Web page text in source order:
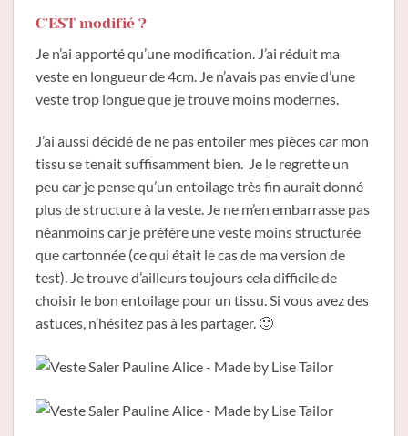
C’EST modifié ?
Je n’ai apporté qu’une modification. J’ai réduit ma
veste en longueur de 4cm. Je n’avais pas envie d’une
veste trop longue que je trouve moins modernes.
J’ai aussi décidé de ne pas entoiler mes pièces car mon
tissu se tenait suffisamment bien. Je le regrette un
peu car je pense qu’un entoilage très fin aurait donné
plus de structure à la veste. Je ne m’en embarrasse pas
néanmoins car je préfère une veste moins structurée
que cartonnée (ce qui était le cas de ma version de
test). Je trouve d’ailleurs toujours cela difficile de
choisir le bon entoilage pour un tissu. Si vous avez des
astuces, n’hésitez pas à les partager. 🙂